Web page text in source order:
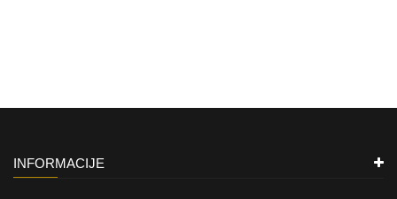
INFORMACIJE